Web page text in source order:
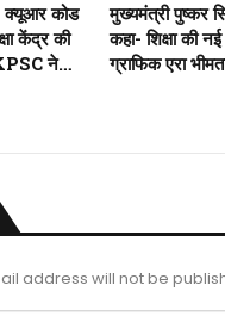
कोड
केंद्र की
ने…
मुख्यमंत्री पुष्कर
कहा- शिक्षा की
ग्राफिक एरा
address will not be